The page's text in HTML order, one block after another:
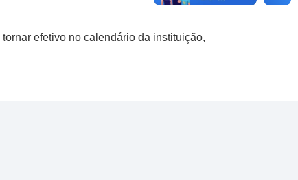
efetivo no calendário da instituição,